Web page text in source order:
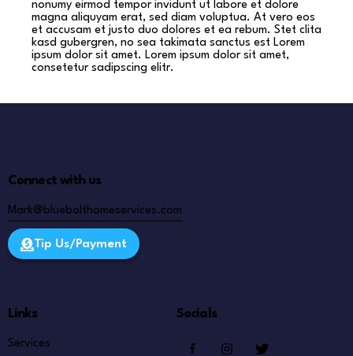
nonumy eirmod tempor invidunt ut labore et dolore
magna aliquyam erat, sed diam voluptua. At vero eos
et accusam et justo duo dolores et ea rebum. Stet clita
kasd gubergren, no sea takimata sanctus est Lorem
ipsum dolor sit amet. Lorem ipsum dolor sit amet,
consetetur sadipscing elitr.
Connect with us
Mark@bluebolthomeservices.com
Tip Us/Payment
Links
Services
Socials